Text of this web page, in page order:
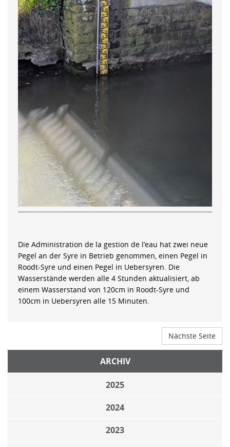
Die Administration de la gestion de l’eau hat zwei neue
Pegel an der Syre in Betrieb genommen, einen Pegel in
Roodt-Syre und einen Pegel in Uebersyren. Die
Wasserstände werden alle 4 Stunden aktualisiert, ab
einem Wasserstand von 120cm in Roodt-Syre und
100cm in Uebersyren alle 15 Minuten.
Nächste Seite
ARCHIV
2025
2024
2023